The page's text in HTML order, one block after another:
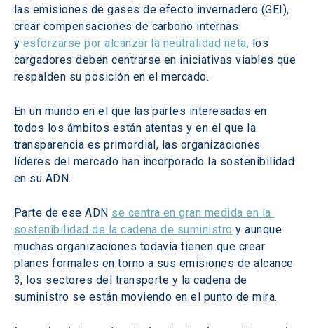
las emisiones de gases de efecto invernadero (GEI),
crear compensaciones de carbono internas
y esforzarse por alcanzar la neutralidad neta, los
cargadores deben centrarse en iniciativas viables que
respalden su posición en el mercado.
En un mundo en el que las partes interesadas en
todos los ámbitos están atentas y en el que la
transparencia es primordial, las organizaciones
líderes del mercado han incorporado la sostenibilidad
en su ADN.
Parte de ese ADN se centra en gran medida en la
sostenibilidad de la cadena de suministro y aunque
muchas organizaciones todavía tienen que crear
planes formales en torno a sus emisiones de alcance
3, los sectores del transporte y la cadena de
suministro se están moviendo en el punto de mira.